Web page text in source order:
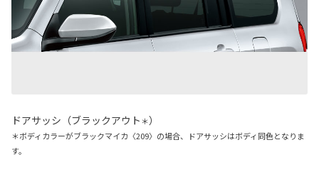
ドアサッシ（ブラックアウト ＊）
＊ボディカラーがブラックマイカ〈209〉の場合、ドアサッシはボディ同色となりま
す。